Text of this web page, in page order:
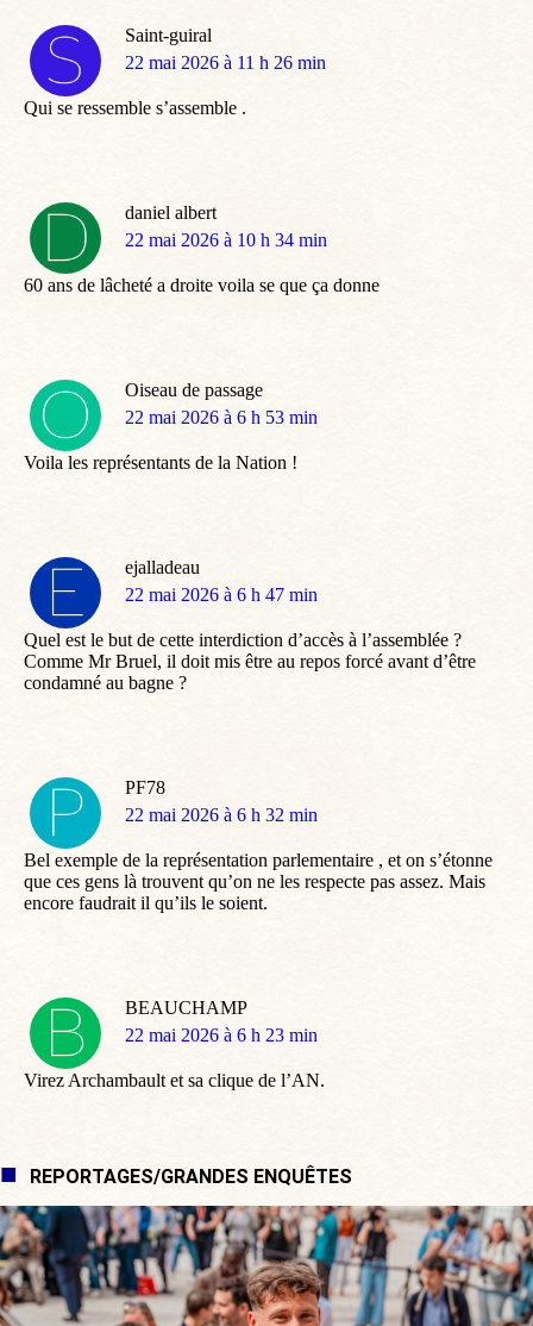
Saint-guiral
dit
22 mai 2026 à 11 h 26 min
Qui se ressemble s’assemble .
daniel albert
dit
22 mai 2026 à 10 h 34 min
60 ans de lâcheté a droite voila se que ça donne
Oiseau de passage
dit
22 mai 2026 à 6 h 53 min
Voila les représentants de la Nation !
ejalladeau
dit
22 mai 2026 à 6 h 47 min
Quel est le but de cette interdiction d’accès à l’assemblée ?
Comme Mr Bruel, il doit mis être au repos forcé avant d’être
condamné au bagne ?
PF78
dit
22 mai 2026 à 6 h 32 min
Bel exemple de la représentation parlementaire , et on s’étonne
que ces gens là trouvent qu’on ne les respecte pas assez. Mais
encore faudrait il qu’ils le soient.
BEAUCHAMP
dit
22 mai 2026 à 6 h 23 min
Virez Archambault et sa clique de l’AN.
REPORTAGES/GRANDES ENQUÊTES